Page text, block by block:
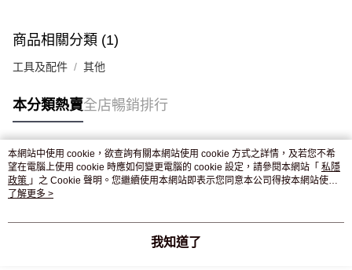
付款後門市自取，訂單確認後2-4個工作天到店，7天內取。逾期後
商品相關分類 (1)
工具及配件 其他
本分類熱賣全店暢銷排行
熱門標籤
熱銷排行
本網站中使用 cookie，欲查詢有關本網站使用 cookie 方式之詳情，及若您不希
望在電腦上使用 cookie 時應如何變更電腦的 cookie 設定，請參閱本網站「 私隱
政策 」之 Cookie 聲明。您繼續使用本網站即表示您同意本公司得按本網站使用
條款之 Cookie 聲明使用 cookie。
了解更多 >
我知道了